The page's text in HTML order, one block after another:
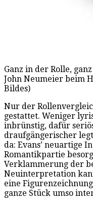
Ganz in der Rolle,
John Neumeier beim
Bildes)
Nur der
gestattet. Weniger
inbrünstig, dafür
draufgängerischer
da: Evans’ neuartige
Romantikpartie
Verklammerung der
Neuinterpretation
eine
ganze Stück umso